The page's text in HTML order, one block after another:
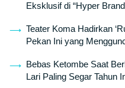
Eksklusif di “Hyper
Teater Koma Hadirkan
Pekan Ini yang
Bebas Ketombe Saat
Lari Paling Segar Tahun